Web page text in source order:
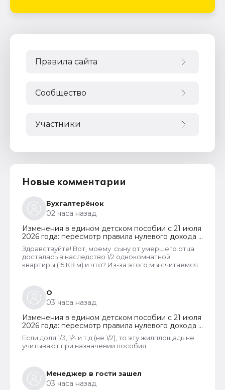
Правила сайта
Сообщество
Участники
Новые комментарии
Бухгалтерёнок
02 часа назад
Изменения в едином детском пособии с 21 июля
2026 года: пересмотр правила нулевого дохода и
новый порядок оформления пособий по месту
пребывания
Здравствуйте! Вот, моему сыну от умершего отца
досталась в наследство 1/2 однокомнатной
квартиры (15 КВ.м) и что? Из-за этого мы считаемся
наследства играют роль.
О
03 часа назад
Изменения в едином детском пособии с 21 июля
2026 года: пересмотр правила нулевого дохода и
новый порядок оформления пособий по месту
пребывания
Если доля 1/3, 1/4 и т.д (не 1/2), то эту жилплощадь не
учитывают при назначении пособия.
Менеджер в гости зашел
03 часа назад